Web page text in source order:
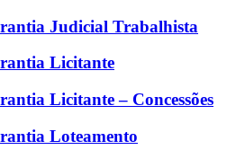
Judicial Trabalhista
Licitante
Licitante – Concessões
Loteamento